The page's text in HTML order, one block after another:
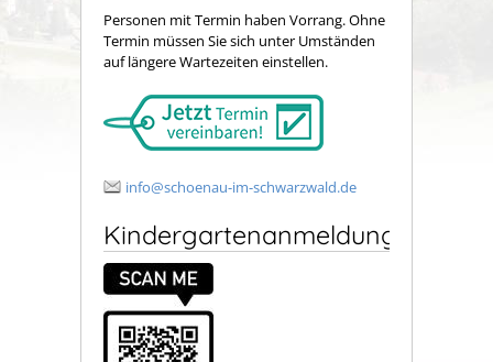
Personen mit Termin haben Vorrang. Ohne
Termin müssen Sie sich unter Umständen
auf längere Wartezeiten einstellen.
info@schoenau-im-schwarzwald.de
Kindergartenanmeldung